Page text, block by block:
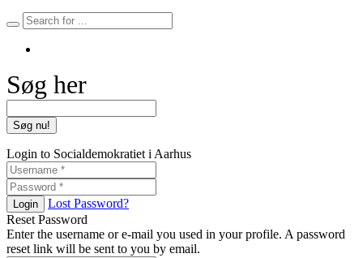
Søg her
Login to Socialdemokratiet i Aarhus
Login
Lost Password?
Reset Password
Enter the username or e-mail you used in your profile. A password
reset link will be sent to you by email.